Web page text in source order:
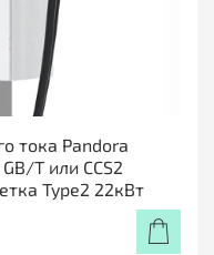
тока Pandora
T или CCS2
Type2 22кВт